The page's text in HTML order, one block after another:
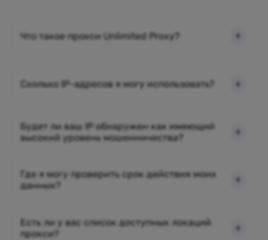
Что такое прокси Unlimited Proxy?
Сколько IP-адресов я могу использовать?
Будет ли ваш IP обнаружен как имеющий
высокий уровень мошенничества?
Где я могу проверить срок действия моих
данных?
Есть ли у вас список доступных локаций
прокси?